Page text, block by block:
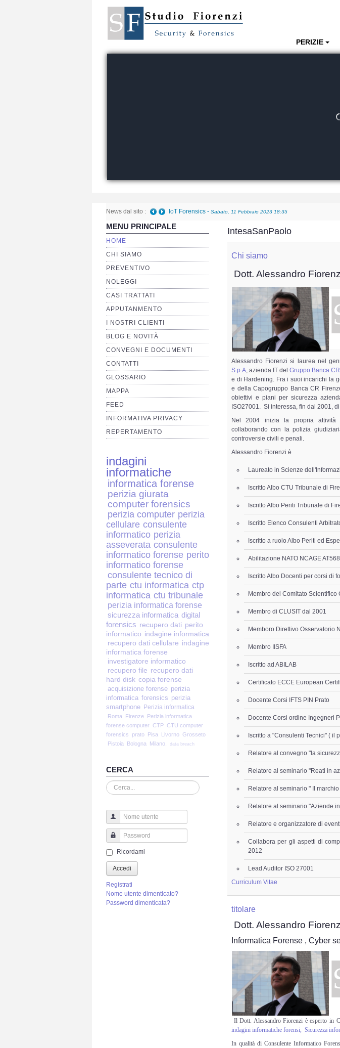
PERIZIE
News dal sito : Telefono danneggiato posso recuperare i dati anche a fini
MENU PRINCIPALE
HOME
CHI SIAMO
PREVENTIVO
NOLEGGI
CASI TRATTATI
APPUTANMENTO
I NOSTRI CLIENTI
BLOG E NOVITÀ
CONVEGNI E DOCUMENTI
CONTATTI
GLOSSARIO
MAPPA
FEED
INFORMATIVA PRIVACY
REPERTAMENTO
indagini
informatiche
informatica forense
perizia giurata
computer forensics
perizia computer perizia
cellulare consulente
informatico perizia
asseverata consulente
informatico forense perito
informatico forense
consulente tecnico di
parte ctu informatica ctp
informatica ctu tribunale
perizia informatica forense
sicurezza informatica digital
forensics recupero dati perito
informatico indagine informatica
recupero dati cellulare indagine
informatica forense
investigatore informatico
recupero file recupero dati
hard disk copia forense
acquisizione forense perizia
informatica forensics perizia
smartphone Perizia informatica
Roma Firenze Perizia informatica
forense computer CTP CTU computer
forensics
prato Pisa Livorno Grosseto
Pistoia
Bologna Milano. data breach
CERCA
Cerca...
Nome utente
Password
Ricordami
Accedi
Registrati
Nome utente dimenticato?
Password dimenticata?
IntesaSanPaolo
Chi siamo
Dott. Alessandro
Alessandro Fiorenzi si laurea nel
S.p.A , azienda IT del Gruppo Banca
e di Hardening. Fra i suoi incarichi la
e della Capogruppo Banca CR
obiettivi e piani per sicurezza
ISO27001. Si interessa, fin dal 2001,
Nel 2004 inizia la propria attività
collaborando con la polizia
controversie civili e penali.
Alessandro Fiorenzi è
Laureato in Scienze
Iscritto Albo CTU Tribunale di
Iscritto Albo Periti Tribunale di
Iscritto Elenco Consulenti
Iscritto a ruolo Albo Periti ed
Abilitazione NATO NCAGE AT568
Iscritto Albo Docenti per corsi di
Membro del Comitato Scientifico
Membro di CLUSIT dal 2001
Memboro Direttivo Osservatorio
Membro IISFA
Iscritto ad ABILAB
Certificato ECCE European
Docente Corsi IFTS PIN Prato
Docente Corsi ordine Ingegneri
Iscritto a "Consulenti Tecnici" ( il
Relatore al convegno "la
Relatore al seminario "Reati in
Relatore al seminario " Il
Relatore al seminario "Aziende
Relatore e organizzatore di
Collabora per gli aspetti di
2012
Lead Auditor ISO 27001
Curriculum Vitae
titolare
Dott. Alessandro
Informatica Forense , Cyber
Il Dott. Alessandro Fiorenzi è esperto in
indagini informatiche forensi,
Sicurezza
In qualità di Consulente Informatico